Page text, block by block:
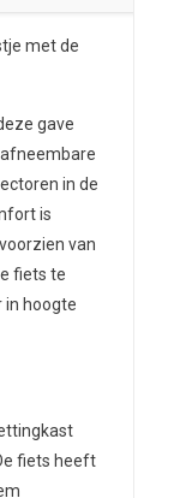
met de
gave
in de
is
van
fiets te
in hoogte
fiets heeft